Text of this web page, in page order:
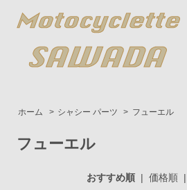
ホーム > シャシー パーツ > フューエル
フューエル
おすすめ順| 価格順|